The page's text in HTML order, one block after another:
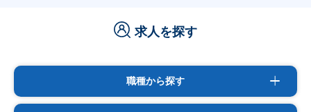
求人を探す
職種から探す